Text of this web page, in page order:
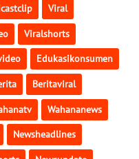
Viral
Viralshorts
Edukasikonsumen
Beritaviral
Wahananews
Newsheadlines